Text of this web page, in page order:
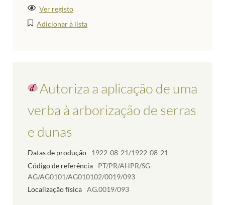
Ver registo
Adicionar à lista
Autoriza a aplicação de uma
verba à arborização de serras
e dunas
Datas de produção
1922-08-21/1922-08-21
Código de referência
PT/PR/AHPR/SG-
AG/AG0101/AG010102/0019/093
Localização física AG.0019/093